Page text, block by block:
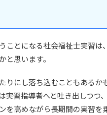
ことになる社会福祉士実習
と思います。
りにし落ち込むこともある
実習指導者へと吐き出しつつ
を高めながら長期間の実習を